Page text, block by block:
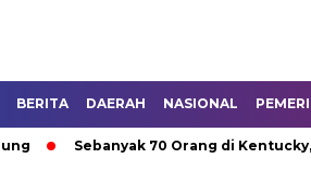
BERITA DAERAH NASIONAL
Sebanyak 70 Orang di Kentucky, AS